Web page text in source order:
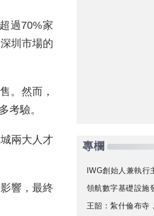
過70%家
圳市場的
。然而，
考驗。
兩大人才
響，最終
專欄
IWG創始人兼執
領航數字基礎設施
王韶：紮什倫布寺